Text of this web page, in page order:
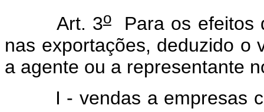
Art. 3oPara os efeitos
nas exportações, deduzido o
a agente ou a representante
I - vendas a empresas